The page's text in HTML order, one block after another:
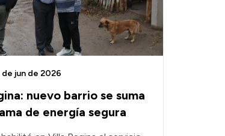
nuevo barrio se suma
de energía segura
de jun de 2026